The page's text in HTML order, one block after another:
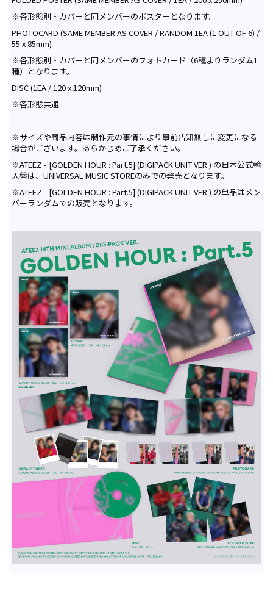
※各形態別・カバーと同メンバーのポスターとなります。
PHOTOCARD (SAME MEMBER AS COVER / RANDOM 1EA (1 OUT OF 6) /
55 x 85mm)
※各形態別・カバーと同メンバーのフォトカード（6種よりランダム1
種）となります。
DISC (1EA / 120 x 120mm)
※各形態共通
※サイズや商品内容は制作元の事情により事前告知無しに変更になる
場合がございます。あらかじめご了承ください。
※ATEEZ - [GOLDEN HOUR : Part.5] (DIGIPACK UNIT VER.) の日本公式輸
入盤は、UNIVERSAL MUSIC STOREのみでの発売となります。
※ATEEZ - [GOLDEN HOUR : Part.5] (DIGIPACK UNIT VER.) の単品はメン
バーランダムでの販売となります。